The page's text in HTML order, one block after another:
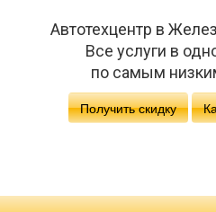
Автотехцентр в
Все услуги в
по самым
Получить скидку